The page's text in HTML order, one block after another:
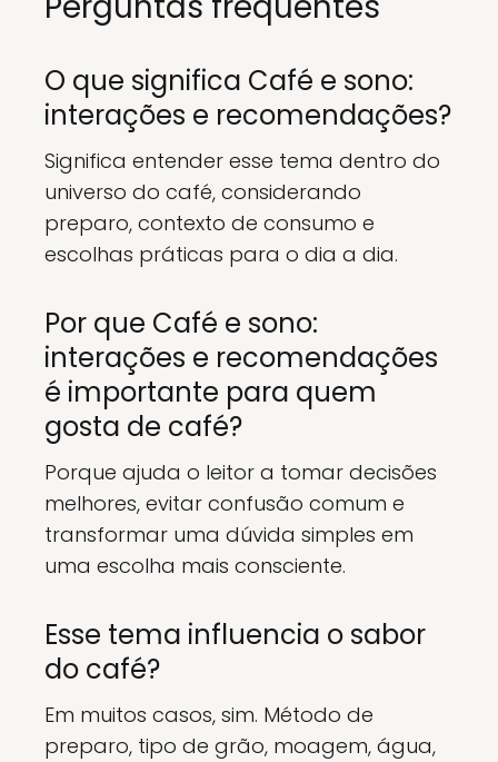
O que significa Café e sono:
interações e recomendações?
Significa entender esse tema dentro do
universo do café, considerando
preparo, contexto de consumo e
escolhas práticas para o dia a dia.
Por que Café e sono:
interações e recomendações
é importante para quem
gosta de café?
Porque ajuda o leitor a tomar decisões
melhores, evitar confusão comum e
transformar uma dúvida simples em
uma escolha mais consciente.
Esse tema influencia o sabor
do café?
Em muitos casos, sim. Método de
preparo, tipo de grão, moagem, água,